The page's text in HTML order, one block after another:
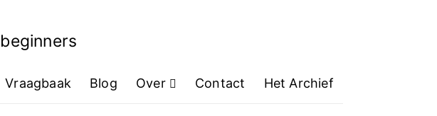
Vraagbaak Blog Over Contact Het Archief